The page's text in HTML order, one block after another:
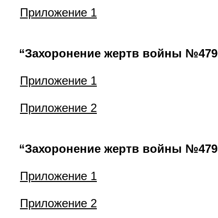
Приложение 1
“Захоронение жертв войны
Приложение 1
Приложение 2
“Захоронение жертв войны
Приложение 1
Приложение 2